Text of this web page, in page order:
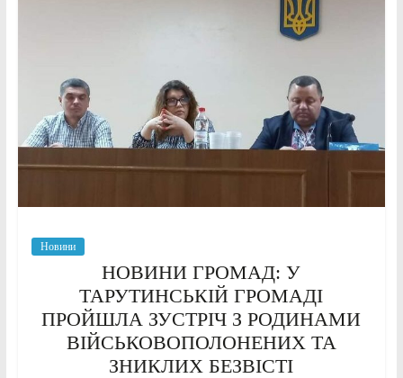
Новини
НОВИНИ ГРОМАД: У
ТАРУТИНСЬКІЙ ГРОМАДІ
ПРОЙШЛА ЗУСТРІЧ З РОДИНАМИ
ВІЙСЬКОВОПОЛОНЕНИХ ТА
ЗНИКЛИХ БЕЗВІСТІ